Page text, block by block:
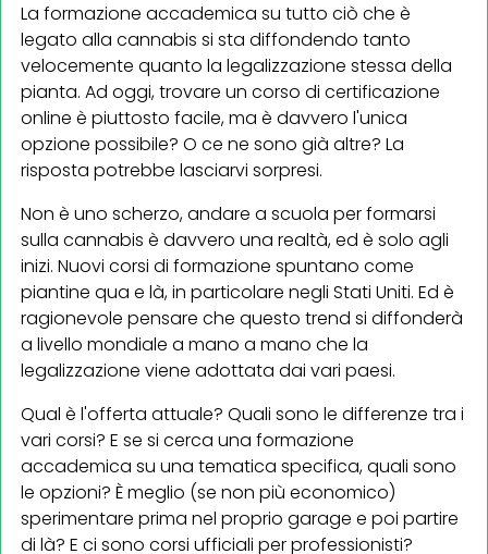
La formazione accademica su tutto ciò che è
legato alla cannabis si sta diffondendo tanto
velocemente quanto la legalizzazione stessa della
pianta. Ad oggi, trovare un corso di certificazione
online è piuttosto facile, ma è davvero l'unica
opzione possibile? O ce ne sono già altre? La
risposta potrebbe lasciarvi sorpresi.
Non è uno scherzo, andare a scuola per formarsi
sulla cannabis è davvero una realtà, ed è solo agli
inizi. Nuovi corsi di formazione spuntano come
piantine qua e là, in particolare negli Stati Uniti. Ed è
ragionevole pensare che questo trend si diffonderà
a livello mondiale a mano a mano che la
legalizzazione viene adottata dai vari paesi.
Qual è l'offerta attuale? Quali sono le differenze tra i
vari corsi? E se si cerca una formazione
accademica su una tematica specifica, quali sono
le opzioni? È meglio (se non più economico)
sperimentare prima nel proprio garage e poi partire
di là? E ci sono corsi ufficiali per professionisti?